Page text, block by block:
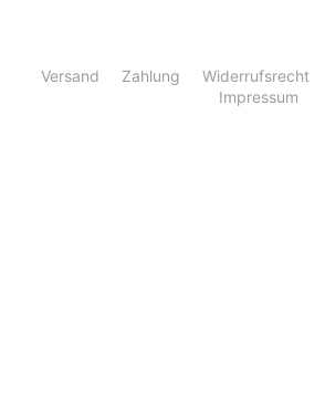
Versand Zahlung Widerrufsrecht
Impressum